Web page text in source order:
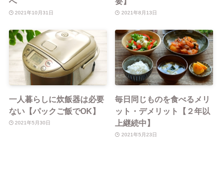
2021年10月31日 2021年8月13日
一人暮らしに炊飯器は必要
ない【パックご飯でOK】
2021年5月30日
毎日同じものを食べるメリ
ット・デメリット【２年以
上継続中】
2021年5月23日